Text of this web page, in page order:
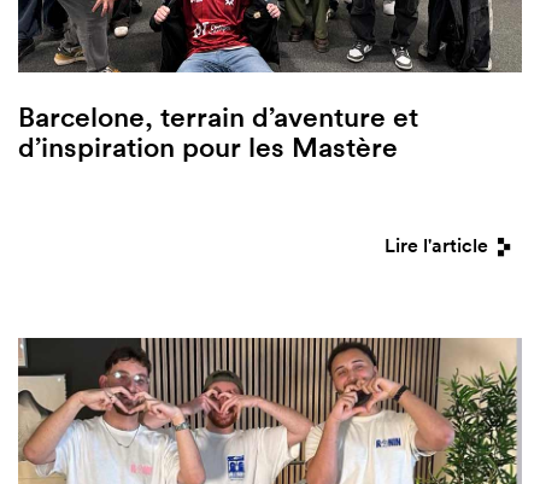
Barcelone, terrain d’aventure et
d’inspiration pour les Mastère
Lire l'article